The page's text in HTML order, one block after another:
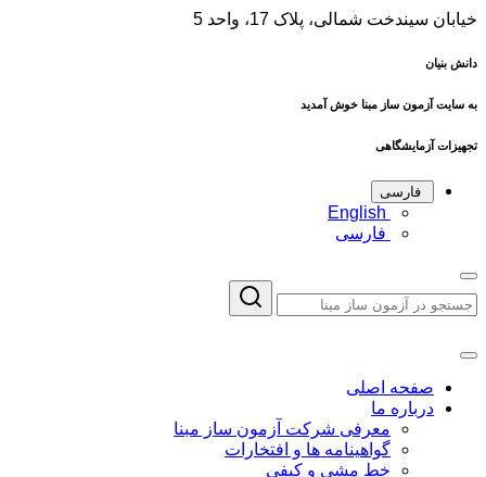
خیابان سیندخت شمالی، پلاک 17، واحد 5
دانش بنیان
به سایت آزمون ساز مبنا خوش آمدید
تجهیزات آزمایشگاهی
فارسی
English
فارسی
صفحه اصلی
درباره ما
معرفی شرکت آزمون ساز مبنا
گواهینامه ها و افتخارات
خط مشی و کیفی